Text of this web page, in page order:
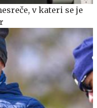
v kateri se je